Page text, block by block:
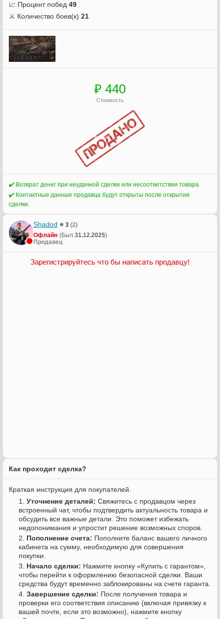
📈 Процент побед 49
⚔️ Количество боев(к) 21
₽ 440
Стоимость
✔️ Возврат денег при неудачной сделки или несоответствии товара
✔️ Контактные данные продавца будут открыты после открытия
сделки.
Shadod ⭐ 3 (2)
Офлайн (Был 31.12.2025)
Продавец
Зарегистрируйтесь что бы написать продавцу!
Как проходит сделка?
Краткая инструкция для покупателей.
Уточнение деталей: Свяжитесь с продавцом через
встроенный чат, чтобы подтвердить актуальность товара и
обсудить все важные детали. Это поможет избежать
недопонимания и упростит решение возможных споров.
Пополнение счета: Пополните баланс вашего личного
кабинета на сумму, необходимую для совершения
покупки.
Начало сделки: Нажмите кнопку «Купить с гарантом»,
чтобы перейти к оформлению безопасной сделки. Ваши
средства будут временно заблокированы на счете гаранта.
Завершение сделки: После получения товара и
проверки его соответствия описанию (включая привязку к
вашей почте, если это возможно), нажмите кнопку